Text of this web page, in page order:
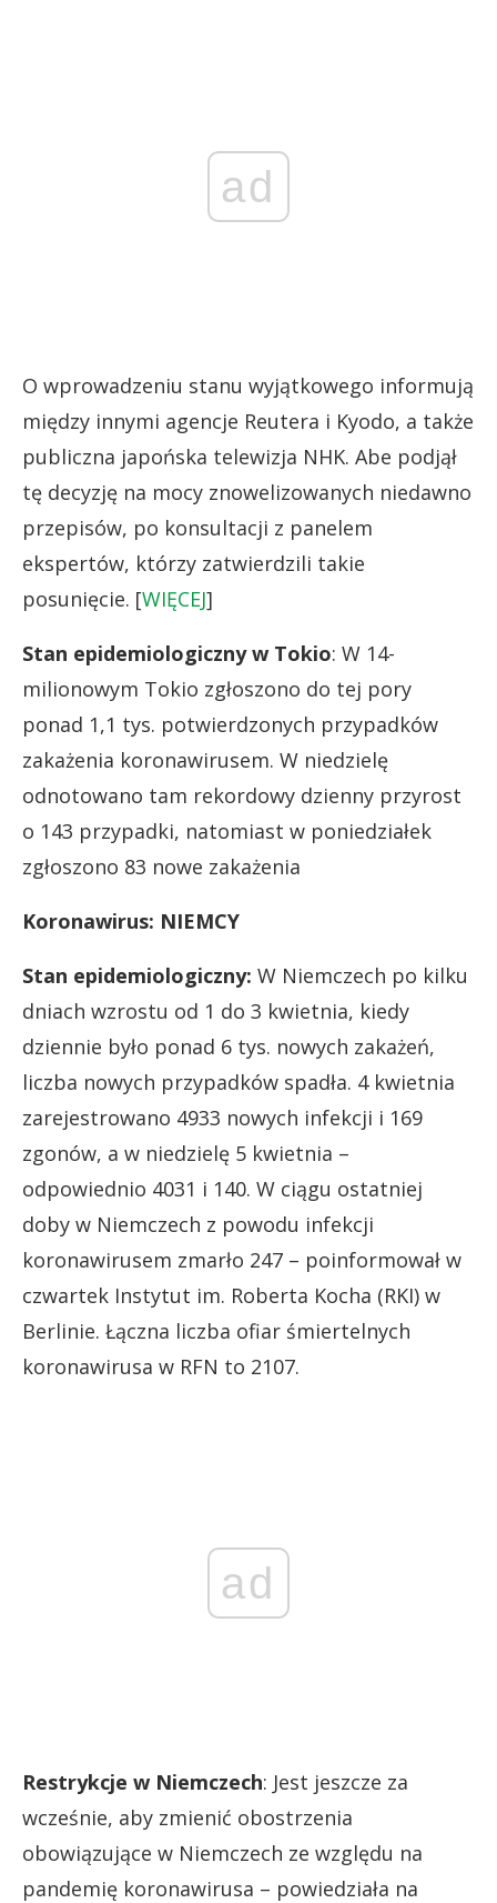
ad
O wprowadzeniu stanu wyjątkowego informują
między innymi agencje Reutera i Kyodo, a także
publiczna japońska telewizja NHK. Abe podjął
tę decyzję na mocy znowelizowanych niedawno
przepisów, po konsultacji z panelem
ekspertów, którzy zatwierdzili takie
posunięcie. [WIĘCEJ]
Stan epidemiologiczny w Tokio: W 14-
milionowym Tokio zgłoszono do tej pory
ponad 1,1 tys. potwierdzonych przypadków
zakażenia koronawirusem. W niedzielę
odnotowano tam rekordowy dzienny przyrost
o 143 przypadki, natomiast w poniedziałek
zgłoszono 83 nowe zakażenia
Koronawirus: NIEMCY
Stan epidemiologiczny: W Niemczech po kilku
dniach wzrostu od 1 do 3 kwietnia, kiedy
dziennie było ponad 6 tys. nowych zakażeń,
liczba nowych przypadków spadła. 4 kwietnia
zarejestrowano 4933 nowych infekcji i 169
zgonów, a w niedzielę 5 kwietnia –
odpowiednio 4031 i 140. W ciągu ostatniej
doby w Niemczech z powodu infekcji
koronawirusem zmarło 247 – poinformował w
czwartek Instytut im. Roberta Kocha (RKI) w
Berlinie. Łączna liczba ofiar śmiertelnych
koronawirusa w RFN to 2107.
ad
Restrykcje w Niemczech: Jest jeszcze za
wcześnie, aby zmienić obostrzenia
obowiązujące w Niemczech ze względu na
pandemię koronawirusa – powiedziała na